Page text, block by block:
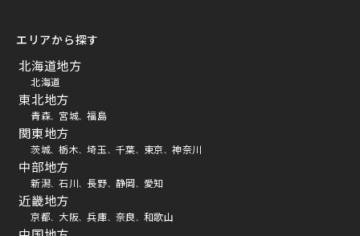
エリアから探す
北海道地方
北海道
東北地方
青森、 宮城、 福島
関東地方
茨城、 栃木、 埼玉、 千葉、 東京、 神奈川
中部地方
新潟、 石川、 長野、 静岡、 愛知
近畿地方
京都、 大阪、 兵庫、 奈良、 和歌山